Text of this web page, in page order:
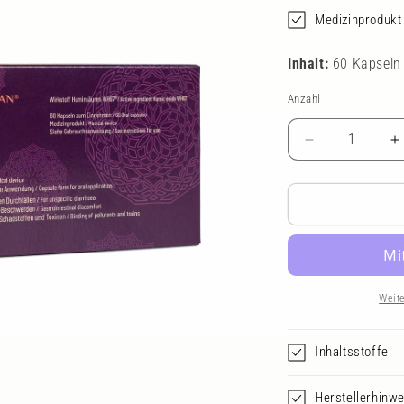
Medizinprodukt
Inhalt: 60 Kapseln
Anzahl
Anzahl
Verringere
die
Menge
Inhaltsstoffe